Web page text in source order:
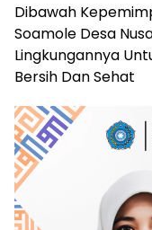
Dibawah
Soamole Desa
Lingkungannya
Bersih Dan Sehat